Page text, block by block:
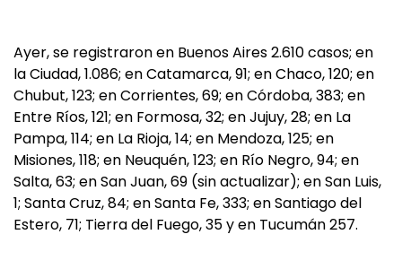
Ayer, se registraron en Buenos Aires 2.610 casos; en
la Ciudad, 1.086; en Catamarca, 91; en Chaco, 120; en
Chubut, 123; en Corrientes, 69; en Córdoba, 383; en
Entre Ríos, 121; en Formosa, 32; en Jujuy, 28; en La
Pampa, 114; en La Rioja, 14; en Mendoza, 125; en
Misiones, 118; en Neuquén, 123; en Río Negro, 94; en
Salta, 63; en San Juan, 69 (sin actualizar); en San Luis,
1; Santa Cruz, 84; en Santa Fe, 333; en Santiago del
Estero, 71; Tierra del Fuego, 35 y en Tucumán 257.